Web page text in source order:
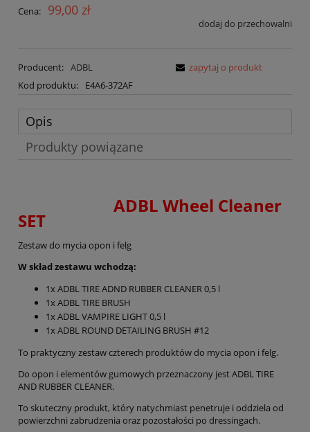
Cena: 99,00 zł
dodaj do przechowalni
Producent: ADBL
Kod produktu:
E4A6-372AF
zapytaj o produkt
Opis
Produkty powiązane
ADBL Wheel Cleaner
SET
Zestaw do mycia opon i felg
W skład zestawu wchodzą:
1x ADBL TIRE ADND RUBBER CLEANER 0,5 l
1x ADBL TIRE BRUSH
1x ADBL VAMPIRE LIGHT 0,5 l
1x ADBL ROUND DETAILING BRUSH #12
To praktyczny zestaw czterech produktów do mycia opon i felg.
Do opon i elementów gumowych przeznaczony jest ADBL TIRE
AND RUBBER CLEANER.
To skuteczny produkt, który natychmiast penetruje i oddziela od
powierzchni zabrudzenia oraz pozostałości po dressingach.